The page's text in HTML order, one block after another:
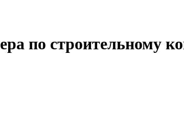
по строительному